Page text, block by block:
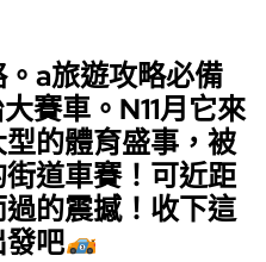
a旅遊攻略必備
賽車。N11月它來
的體育盛事，被
道車賽！可近距
的震撼！收下這
吧